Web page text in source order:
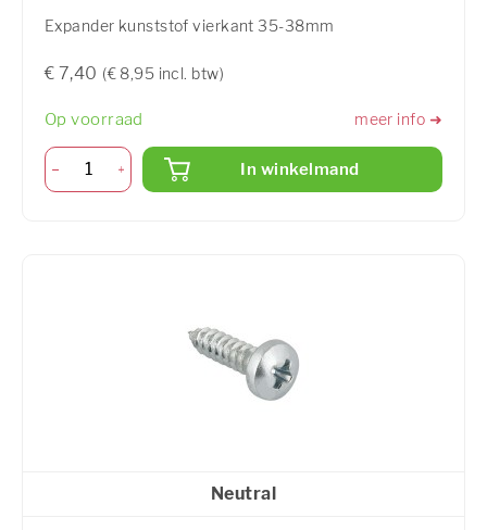
Expander kunststof vierkant 35-38mm
€ 7,40 (€ 8,95 incl. btw)
Op voorraad meer info ➜
In winkelmand
Neutral